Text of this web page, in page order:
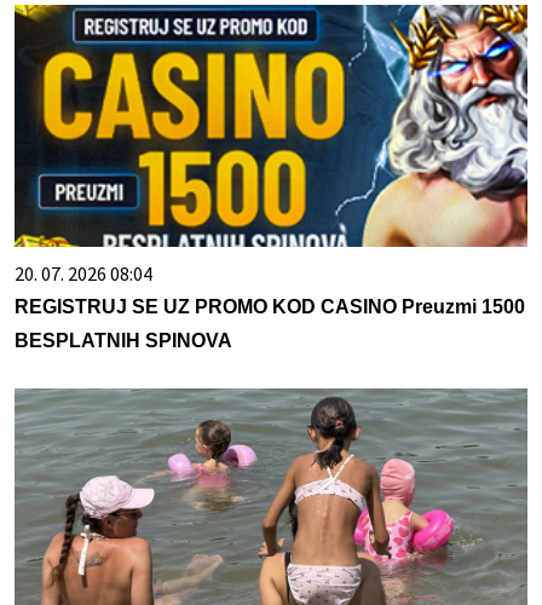
20. 07. 2026 08:04
REGISTRUJ SE UZ PROMO KOD CASINO Preuzmi 1500
BESPLATNIH SPINOVA